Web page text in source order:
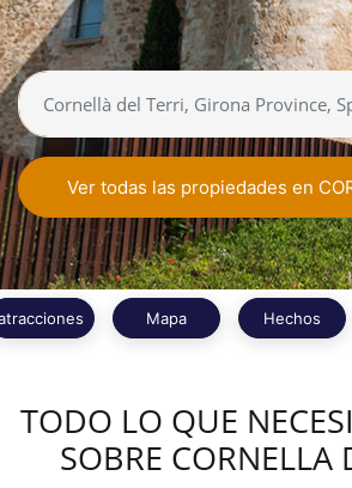
Ver todas las propiedades en
Mapa Hechos
TODO LO QUE
SOBRE CORNELLA